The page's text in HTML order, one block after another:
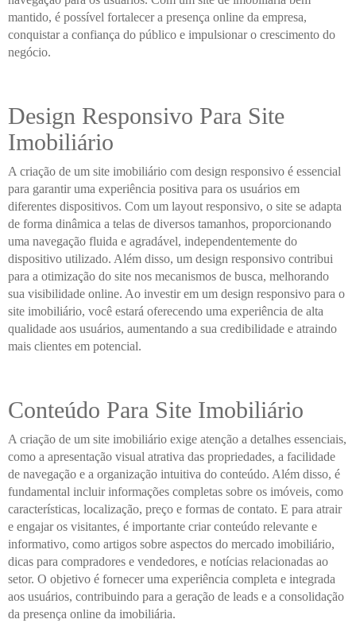
mantido, é possível fortalecer a presença online da empresa,
conquistar a confiança do público e impulsionar o crescimento do
negócio.
Design Responsivo Para Site
Imobiliário
A criação de um site imobiliário com design responsivo é essencial
para garantir uma experiência positiva para os usuários em
diferentes dispositivos. Com um layout responsivo, o site se adapta
de forma dinâmica a telas de diversos tamanhos, proporcionando
uma navegação fluida e agradável, independentemente do
dispositivo utilizado. Além disso, um design responsivo contribui
para a otimização do site nos mecanismos de busca, melhorando
sua visibilidade online. Ao investir em um design responsivo para o
site imobiliário, você estará oferecendo uma experiência de alta
qualidade aos usuários, aumentando a sua credibilidade e atraindo
mais clientes em potencial.
Conteúdo Para Site Imobiliário
A criação de um site imobiliário exige atenção a detalhes essenciais,
como a apresentação visual atrativa das propriedades, a facilidade
de navegação e a organização intuitiva do conteúdo. Além disso, é
fundamental incluir informações completas sobre os imóveis, como
características, localização, preço e formas de contato. E para atrair
e engajar os visitantes, é importante criar conteúdo relevante e
informativo, como artigos sobre aspectos do mercado imobiliário,
dicas para compradores e vendedores, e notícias relacionadas ao
setor. O objetivo é fornecer uma experiência completa e integrada
aos usuários, contribuindo para a geração de leads e a consolidação
da presença online da imobiliária.